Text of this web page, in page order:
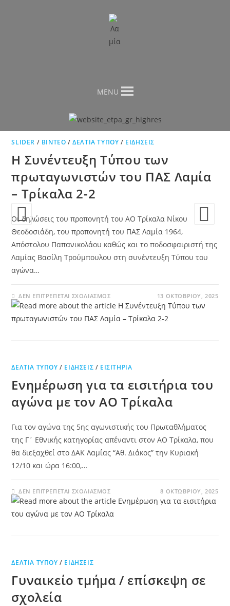
MENU
SLIDER / ΒΊΝΤΕΟ /ΔΕΛΤΊΑ ΤΎΠΟΥ / ΕΙΔΉΣΕΙΣ
Η Συνέντευξη Τύπου των
πρωταγωνιστών του ΠΑΣ Λαμία
– Τρίκαλα 2-2
Οι δηλώσεις του προπονητή του ΑΟ Τρίκαλα Νίκου
Θεοδοσιάδη, του προπονητή του ΠΑΣ Λαμία 1964,
Απόστολου Παπανικολάου καθώς και το ποδοσφαιριστή της
Λαμίας Βασίλη Τρούμπουλου στη συνέντευξη Τύπου του
αγώνα…
ΔΕΝ ΕΠΙΤΡΈΠΕΤΑΙ ΣΧΟΛΙΑΣΜΌΣ 13 ΟΚΤΩΒΡΊΟΥ, 2025
ΔΕΛΤΊΑ ΤΎΠΟΥ / ΕΙΔΉΣΕΙΣ / ΕΙΣΙΤΉΡΙΑ
Ενημέρωση για τα εισιτήρια του
αγώνα με τον ΑΟ Τρίκαλα
Για τον αγώνα της 5ης αγωνιστικής του Πρωταθλήματος
της Γ΄ Εθνικής κατηγορίας απέναντι στον ΑΟ Τρίκαλα, που
θα διεξαχθεί στο ΔΑΚ Λαμίας “Αθ. Διάκος” την Κυριακή
12/10 και ώρα 16:00,…
ΔΕΝ ΕΠΙΤΡΈΠΕΤΑΙ ΣΧΟΛΙΑΣΜΌΣ 8 ΟΚΤΩΒΡΊΟΥ, 2025
ΔΕΛΤΊΑ ΤΎΠΟΥ / ΕΙΔΉΣΕΙΣ
Γυναικείο τμήμα / επίσκεψη σε
σχολεία